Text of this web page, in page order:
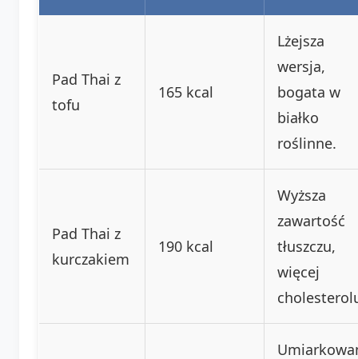
Pad Thai z
tofu
165 kcal
Lżejsza
wersja,
bogata w
białko
roślinne.
Pad Thai z
kurczakiem
190 kcal
Wyższa
zawartość
tłuszczu,
więcej